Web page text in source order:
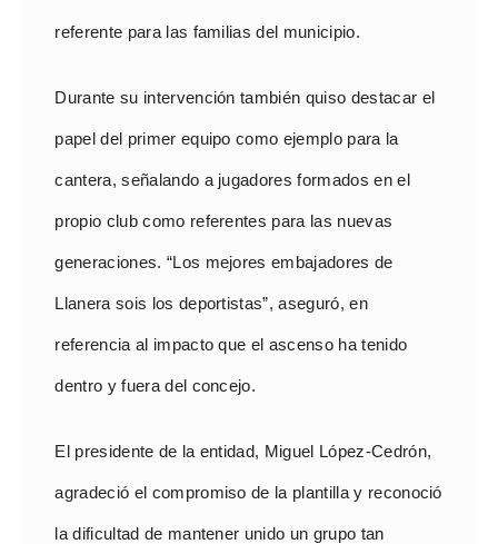
referente para las familias del municipio.
Durante su intervención también quiso destacar el
papel del primer equipo como ejemplo para la
cantera, señalando a jugadores formados en el
propio club como referentes para las nuevas
generaciones. “Los mejores embajadores de
Llanera sois los deportistas”, aseguró, en
referencia al impacto que el ascenso ha tenido
dentro y fuera del concejo.
El presidente de la entidad, Miguel López-Cedrón,
agradeció el compromiso de la plantilla y reconoció
la dificultad de mantener unido un grupo tan